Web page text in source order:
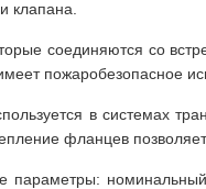
клапана.
соединяются со
пожаробезопасное
в системах
фланцев